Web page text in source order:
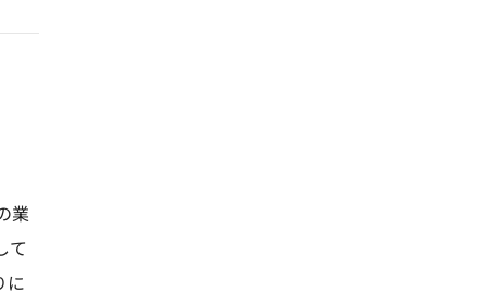
業
て
に